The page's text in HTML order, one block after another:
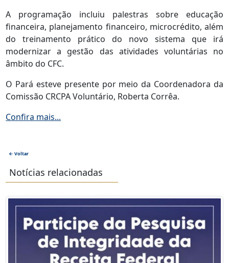
A programação incluiu palestras sobre educação
financeira, planejamento financeiro, microcrédito, além
do treinamento prático do novo sistema que irá
modernizar a gestão das atividades voluntárias no
âmbito do CFC.
O Pará esteve presente por meio da Coordenadora da
Comissão CRCPA Voluntário, Roberta Corrêa.
Confira mais...
← Voltar
Notícias relacionadas